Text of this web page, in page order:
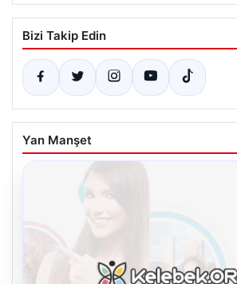
Bizi Takip Edin
Yan Manşet